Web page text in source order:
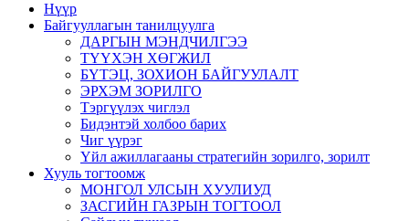
Нүүр
Байгууллагын танилцуулга
ДАРГЫН МЭНДЧИЛГЭЭ
ТҮҮХЭН ХӨГЖИЛ
БҮТЭЦ, ЗОХИОН БАЙГУУЛАЛТ
ЭРХЭМ ЗОРИЛГО
Тэргүүлэх чиглэл
Бидэнтэй холбоо барих
Чиг үүрэг
Үйл ажиллагааны стратегийн зорилго, зорилт
Хууль тогтоомж
МОНГОЛ УЛСЫН ХУУЛИУД
ЗАСГИЙН ГАЗРЫН ТОГТООЛ